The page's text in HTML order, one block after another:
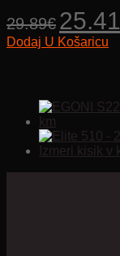
29.89€
Izvorna
cijena
bila
25.41
Dodaj U Košaricu